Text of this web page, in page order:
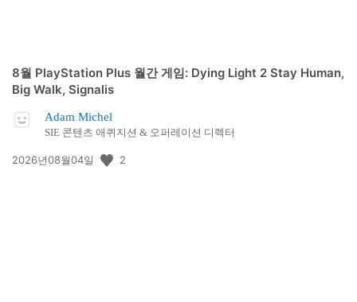
8월 PlayStation Plus 월간 게임: Dying Light 2 Stay Human,
Big Walk, Signalis
Adam Michel
SIE 콘텐츠 애퀴지션 & 오퍼레이션 디렉터
공
2026년08월04일 2